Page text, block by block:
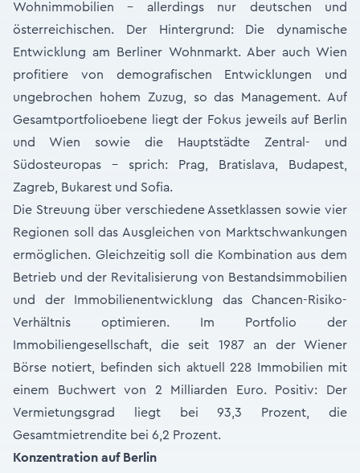
Wohnimmobilien – allerdings nur deutschen und
österreichischen. Der Hintergrund: Die dynamische
Entwicklung am Berliner Wohnmarkt. Aber auch Wien
profitiere von demografischen Entwicklungen und
ungebrochen hohem Zuzug, so das Management. Auf
Gesamtportfolioebene liegt der Fokus jeweils auf Berlin
und Wien sowie die Hauptstädte Zentral- und
Südosteuropas – sprich: Prag, Bratislava, Budapest,
Zagreb, Bukarest und Sofia.
Die Streuung über verschiedene Assetklassen sowie vier
Regionen soll das Ausgleichen von Marktschwankungen
ermöglichen. Gleichzeitig soll die Kombination aus dem
Betrieb und der Revitalisierung von Bestandsimmobilien
und der Immobilienentwicklung das Chancen-Risiko-
Verhältnis optimieren. Im Portfolio der
Immobiliengesellschaft, die seit 1987 an der Wiener
Börse notiert, befinden sich aktuell 228 Immobilien mit
einem Buchwert von 2 Milliarden Euro. Positiv: Der
Vermietungsgrad liegt bei 93,3 Prozent, die
Gesamtmietrendite bei 6,2 Prozent.
Konzentration auf Berlin